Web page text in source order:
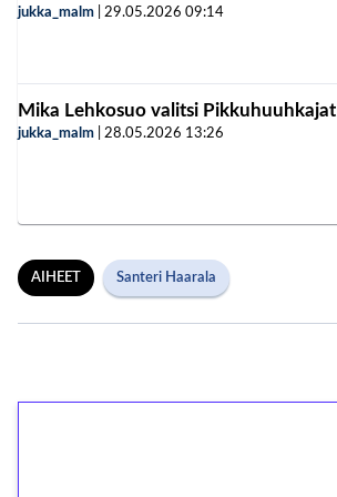
jukka_malm 29.05.2026 09:14
Mika Lehkosuo valitsi Pikkuhuuhkajat
jukka_malm 28.05.2026 13:26
AIHEET Santeri Haarala